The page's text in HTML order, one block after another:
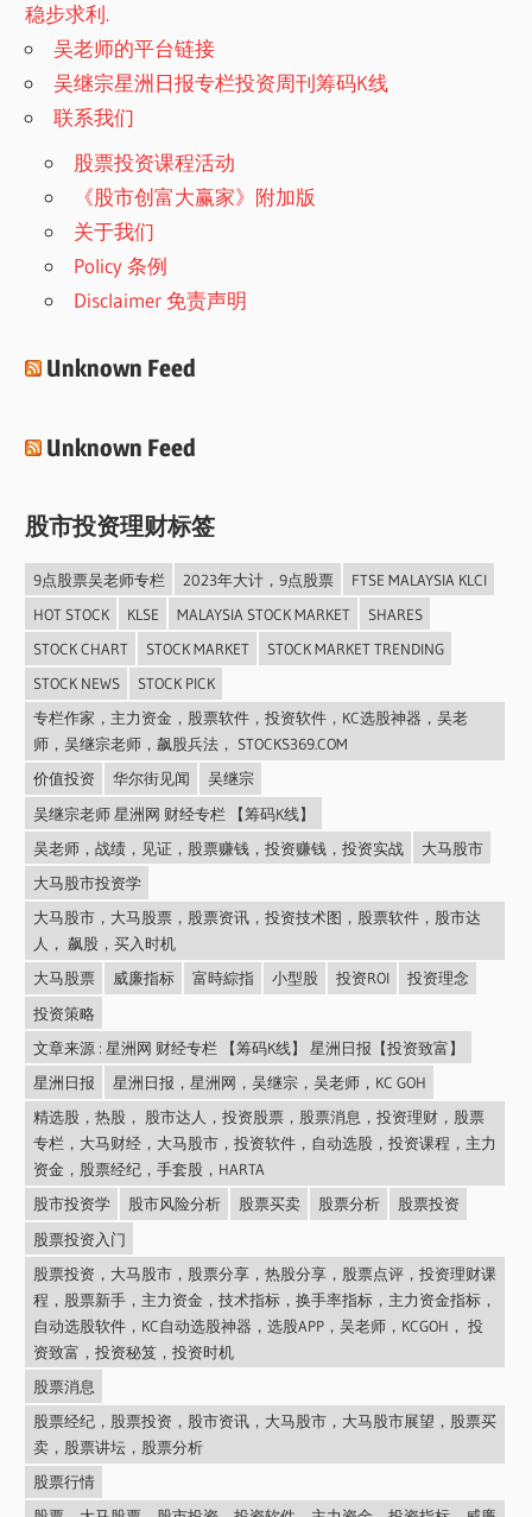
稳步求利.
吴老师的平台链接
吴继宗星洲日报专栏投资周刊筹码K线
联系我们
股票投资课程活动
《股市创富大赢家》附加版
关于我们
Policy 条例
Disclaimer 免责声明
Unknown Feed
Unknown Feed
股市投资理财标签
9点股票吴老师专栏 2023年大计，9点股票
FTSE MALAYSIA KLCI
HOT STOCK
KLSE MALAYSIA STOCK MARKET
SHARES
STOCK CHART
STOCK MARKET
STOCK MARKET TRENDING
STOCK NEWS
STOCK PICK
专栏作家，主力资金，股票软件，投资软件，KC选股神器，吴老
师，吴继宗老师，飙股兵法， STOCKS369.COM
价值投资
华尔街见闻
吴继宗
吴继宗老师 星洲网 财经专栏 【筹码K线】
吴老师，战绩，见证，股票赚钱，投资赚钱，投资实战
大马股市
大马股市投资学
大马股市，大马股票，股票资讯，投资技术图，股票软件，股市达
人， 飙股，买入时机
大马股票
威廉指标 富時綜指 小型股 投资ROI
投资理念
投资策略
文章来源 : 星洲网 财经专栏 【筹码K线】 星洲日报【投资致富】
星洲日报
星洲日报，星洲网，吴继宗，吴老师，KC GOH
精选股，热股， 股市达人，投资股票，股票消息，投资理财，股票
专栏，大马财经，大马股市，投资软件，自动选股，投资课程，主力
资金，股票经纪，手套股，HARTA
股市投资学
股市风险分析 股票买卖 股票分析
股票投资
股票投资入门
股票投资，大马股市，股票分享，热股分享，股票点评，投资理财课
程，股票新手，主力资金，技术指标，换手率指标，主力资金指标，
自动选股软件，KC自动选股神器，选股APP，吴老师，KCGOH， 投
资致富，投资秘笈，投资时机
股票消息
股票经纪，股票投资，股市资讯，大马股市，大马股市展望，股票买
卖，股票讲坛，股票分析
股票行情